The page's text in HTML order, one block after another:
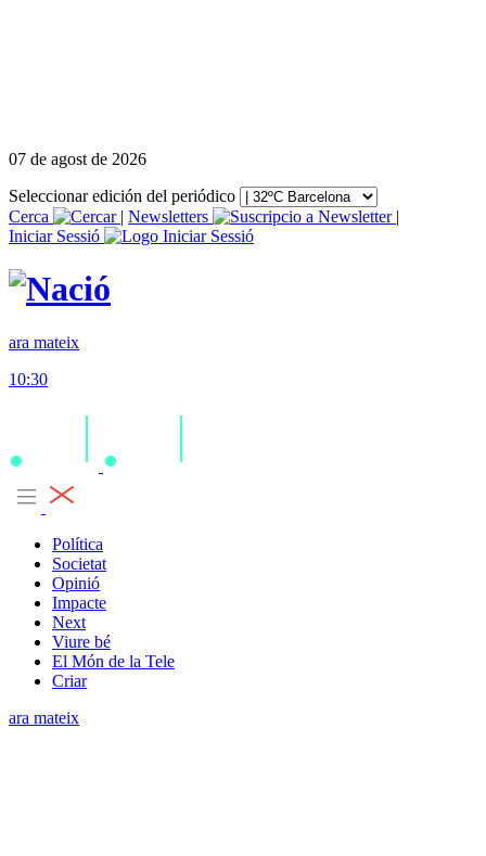
07 de agost de 2026
Seleccionar edición del periódico
Cerca
| Newsletters
|
Iniciar Sessió
ara mateix
10:30
Política
Societat
Opinió
Impacte
Next
Viure bé
El Món de la Tele
Criar
ara mateix